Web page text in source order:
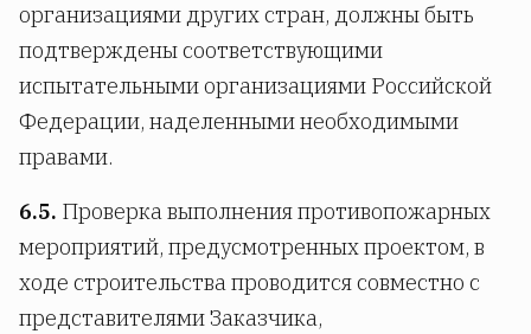
организациями других стран, должны быть
подтверждены соответствующими
испытательными организациями Российской
Федерации, наделенными необходимыми
правами.
6.5. Проверка выполнения противопожарных
мероприятий, предусмотренных проектом, в
ходе строительства проводится совместно с
представителями Заказчика,